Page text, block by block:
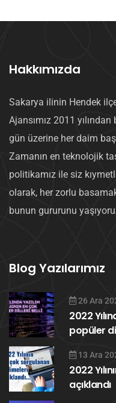
Hakkımızda
Sakarya ilinin Hendek
Ajansımız 2011
gün üzerine her daim
Zamanın en teknolojik
politikamız ile siz
olarak, her zorlu
bunun gururunu
Blog Yazılarımız
26 Ara
2022
popüler
13 Ara
2022
açıklandı